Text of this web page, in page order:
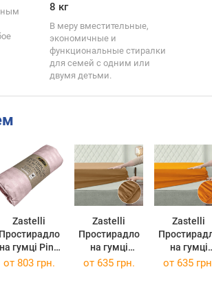
8 кг
В меру вместительные,
экономичные и
функциональные стиралки
для семей с одним или
двумя детьми.
Zastelli
Простирадло
на гумці Pink
stripe
Zastelli
Простирадло
на гумці
Джерсі
Zastelli
на гумці
Джерсі
от 803 грн. от 635 грн. от 635